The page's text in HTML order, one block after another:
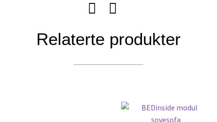
Relaterte produkter